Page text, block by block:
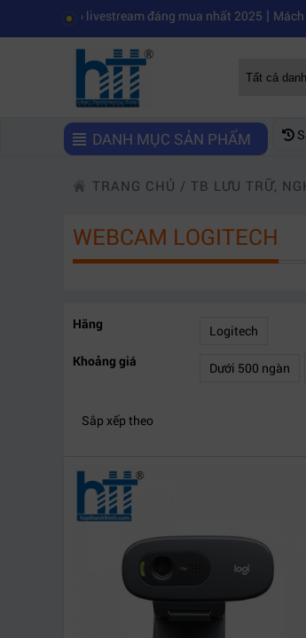
Elgato livestream đáng mua nhất 2025| Mách bạn
DANH MỤC SẢN PHẨM
TRANG CHỦ / TB LƯU TRỮ,
WEBCAM LOGITECH
Hãng
Logitech
Khoảng giá
Dưới 500 ngàn
Sắp xếp theo